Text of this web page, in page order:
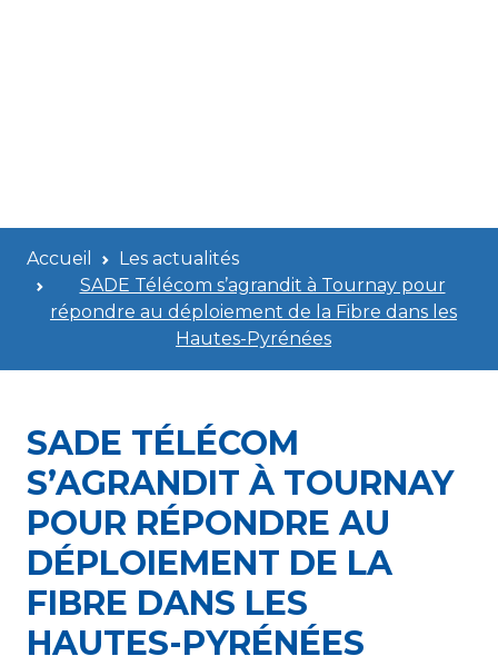
Accueil
Les actualités
SADE Télécom s’agrandit à Tournay pour
répondre au déploiement de la Fibre dans les
Hautes-Pyrénées
SADE TÉLÉCOM
S’AGRANDIT À TOURNAY
POUR RÉPONDRE AU
DÉPLOIEMENT DE LA
FIBRE DANS LES
HAUTES-PYRÉNÉES